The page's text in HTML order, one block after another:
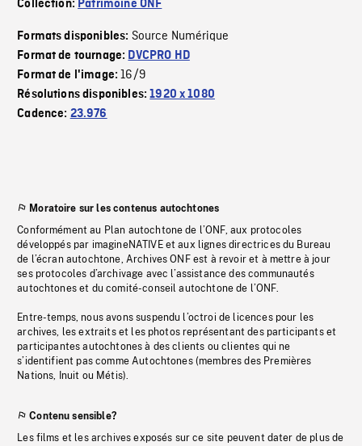
Collection: Patrimoine ONF
Formats disponibles: Source Numérique
Format de tournage: DVCPRO HD
Format de l'image:16/9
Résolutions disponibles:1920 x 1080
Cadence: 23.976
Moratoire sur les contenus autochtones
Conformément au Plan autochtone de l’ONF, aux protocoles
développés par imagineNATIVE et aux lignes directrices du Bureau
de l’écran autochtone, Archives ONF est à revoir et à mettre à jour
ses protocoles d’archivage avec l’assistance des communautés
autochtones et du comité-conseil autochtone de l’ONF.
Entre-temps, nous avons suspendu l’octroi de licences pour les
archives, les extraits et les photos représentant des participants et
participantes autochtones à des clients ou clientes qui ne
s’identifient pas comme Autochtones (membres des Premières
Nations, Inuit ou Métis).
Contenu sensible?
Les films et les archives exposés sur ce site peuvent dater de plus de